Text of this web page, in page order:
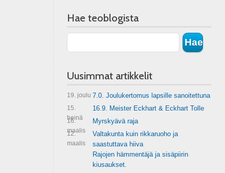
Hae teoblogista
Uusimmat artikkelit
19. joulu 7.0. Joulukertomus lapsille sanoitettuna
15.
heinä
16.9. Meister Eckhart & Eckhart Tolle
16.
maalis
Myrskyävä raja
12.
maalis
Valtakunta kuin rikkaruoho ja
saastuttava hiiva
Rajojen hämmentäjä ja sisäpiirin
kiusaukset.